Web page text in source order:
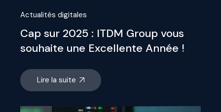
Actualités digitales
Cap sur 2025 : ITDM Group vous
souhaite une Excellente Année !
Lire la suite